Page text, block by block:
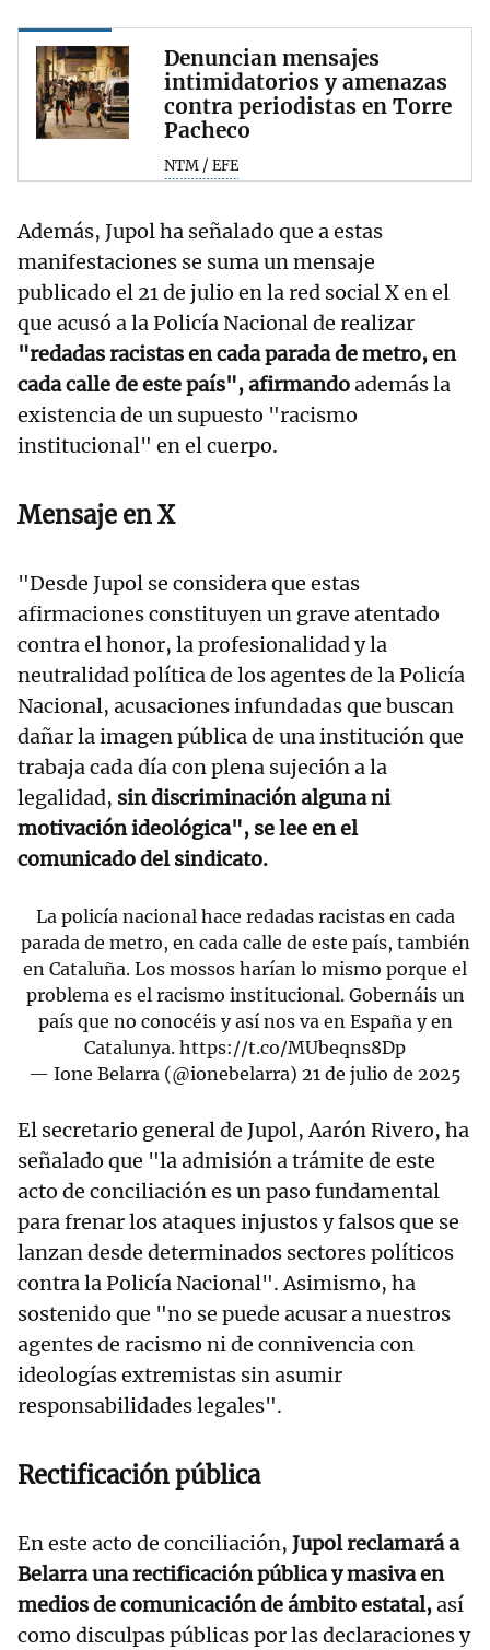
Denuncian mensajes
intimidatorios y amenazas
contra periodistas en Torre
Pacheco
NTM / EFE
Además, Jupol ha señalado que a estas
manifestaciones se suma un mensaje
publicado el 21 de julio en la red social X en el
que acusó a la Policía Nacional de realizar
"redadas racistas en cada parada de metro, en
cada calle de este país", afirmandoademás la
existencia de un supuesto "racismo
institucional" en el cuerpo.
Mensaje en X
"Desde Jupol se considera que estas
afirmaciones constituyen un grave atentado
contra el honor, la profesionalidad y la
neutralidad política de los agentes de la Policía
Nacional, acusaciones infundadas que buscan
dañar la imagen pública de una institución que
trabaja cada día con plena sujeción a la
legalidad, sin discriminación alguna ni
motivación ideológica", se lee en el
comunicado del sindicato.
La policía nacional hace redadas racistas en cada
parada de metro, en cada calle de este país, también
en Cataluña. Los mossos harían lo mismo porque el
problema es el racismo institucional. Gobernáis un
país que no conocéis y así nos va en España y en
Catalunya. https://t.co/MUbeqns8Dp
— Ione Belarra (@ionebelarra) 21 de julio de 2025
El secretario general de Jupol, Aarón Rivero, ha
señalado que "la admisión a trámite de este
acto de conciliación es un paso fundamental
para frenar los ataques injustos y falsos que se
lanzan desde determinados sectores políticos
contra la Policía Nacional". Asimismo, ha
sostenido que "no se puede acusar a nuestros
agentes de racismo ni de connivencia con
ideologías extremistas sin asumir
responsabilidades legales".
Rectificación pública
En este acto de conciliación, Jupol reclamará a
Belarra una rectificación pública y masiva en
medios de comunicación de ámbito estatal,así
como disculpas públicas por las declaraciones y